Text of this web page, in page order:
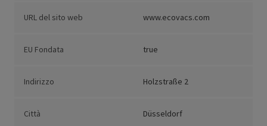
URL del sito web www.ecovacs.com
EU Fondata true
Indirizzo Holzstraße 2
Città Düsseldorf